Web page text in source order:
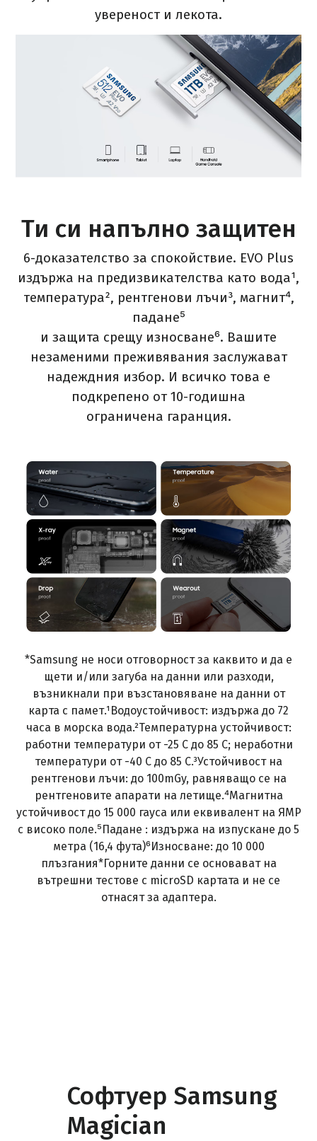
увереност и лекота.
Ти си напълно защитен
6-доказателство за спокойствие. EVO Plus
издържа на предизвикателства като вода¹,
температура², рентгенови лъчи³, магнит⁴,
падане⁵
и защита срещу износване⁶. Вашите
незаменими преживявания заслужават
надеждния избор. И всичко това е
подкрепено от 10-годишна
ограничена гаранция.
*Samsung не носи отговорност за каквито и да е
щети и/или загуба на данни или разходи,
възникнали при възстановяване на данни от
карта с памет.¹Водоустойчивост: издържа до 72
часа в морска вода.²Температурна устойчивост:
работни температури от -25 C до 85 C; неработни
температури от -40 C до 85 C.³Устойчивост на
рентгенови лъчи: до 100mGy, равняващо се на
рентгеновите апарати на летище.⁴Магнитна
устойчивост до 15 000 гауса или еквивалент на ЯМР
с високо поле.⁵Падане : издържа на изпускане до 5
метра (16,4 фута)⁶Износване: до 10 000
плъзгания*Горните данни се основават на
вътрешни тестове с microSD картата и не се
отнасят за адаптера.
Софтуер Samsung
Magician